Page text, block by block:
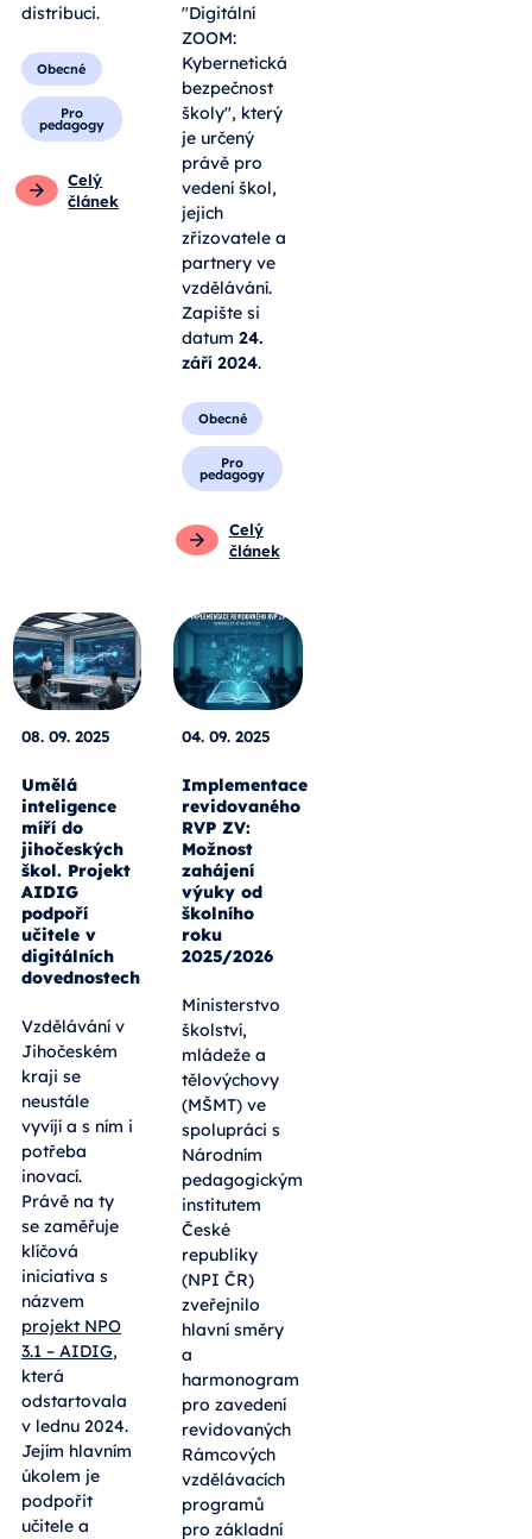
distribuci.
Obecné
Pro
pedagogy
Celý
článek
"Digitální
ZOOM:
Kybernetická
bezpečnost
školy", který
je určený
právě pro
vedení škol,
jejich
zřizovatele a
partnery ve
vzdělávání.
Zapište si
datum24.
září 2024.
Obecné
Pro
pedagogy
Celý
článek
08. 09. 2025
Umělá
inteligence
míří do
jihočeských
škol. Projekt
AIDIG
podpoří
učitele v
digitálních
dovednostech
Vzdělávání v
Jihočeském
kraji se
neustále
vyvíjí a s ním i
potřeba
inovací.
Právě na ty
se zaměřuje
klíčová
iniciativa s
názvem
projekt NPO
3.1 – AIDIG,
která
odstartovala
v lednu 2024.
Jejím hlavním
úkolem je
podpořit
učitele a
04. 09. 2025
Implementace
revidovaného
RVP ZV:
Možnost
zahájení
výuky od
školního
roku
2025/2026
Ministerstvo
školství,
mládeže a
tělovýchovy
(MŠMT) ve
spolupráci s
Národním
pedagogickým
institutem
České
republiky
(NPI ČR)
zveřejnilo
hlavní směry
a
harmonogram
pro zavedení
revidovaných
Rámcových
vzdělávacích
programů
pro základní